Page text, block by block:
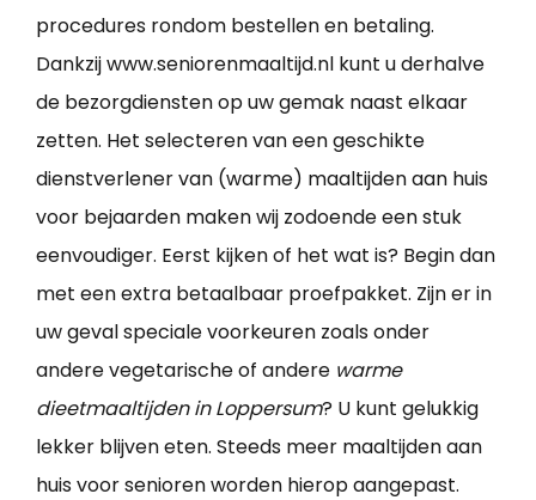
procedures rondom bestellen en betaling.
Dankzij www.seniorenmaaltijd.nl kunt u derhalve
de bezorgdiensten op uw gemak naast elkaar
zetten. Het selecteren van een geschikte
dienstverlener van (warme) maaltijden aan huis
voor bejaarden maken wij zodoende een stuk
eenvoudiger. Eerst kijken of het wat is? Begin dan
met een extra betaalbaar proefpakket. Zijn er in
uw geval speciale voorkeuren zoals onder
andere vegetarische of andere warme
dieetmaaltijden in Loppersum? U kunt gelukkig
lekker blijven eten. Steeds meer maaltijden aan
huis voor senioren worden hierop aangepast.